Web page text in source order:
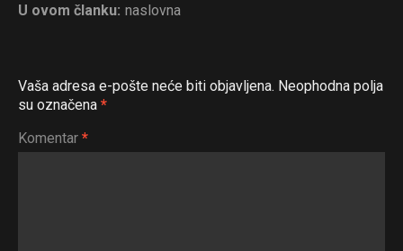
U ovom članku: naslovna
Vaša adresa e-pošte neće biti objavljena. Neophodna polja
su označena *
Komentar *